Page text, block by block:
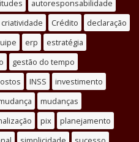
autoresponsabilidade
criatividade Crédito
declaração
erp
estratégia
gestão do tempo
INSS
investimento
mudanças
pix
planejamento